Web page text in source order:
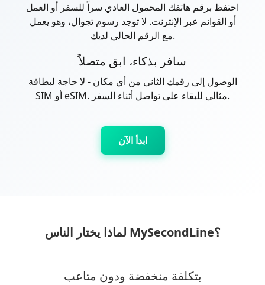
احتفظ برقم هاتفك المحمول العادي سراً للسفر أو العمل
أو القوائم عبر الإنترنت. لا توجد رسوم تجوال، وهو يعمل
مع الرقم الحالي لديك.
سافر بذكاء، ابق متصلاً
الوصول إلى رقمك الثاني من أي مكان - لا حاجة لبطاقة
SIM أو eSIM. مثالي للبقاء على تواصل أثناء السفر.
ابدأ الآن
لماذا يختار الناس MySecondLine؟
بتكلفة منخفضة ودون متاعب